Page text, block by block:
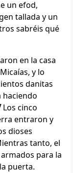
un efod,
tallada y un
sabréis qué
en la casa
y lo
danitas
haciendo
Los cinco
entraron y
dioses
tanto, el
para la
puerta.